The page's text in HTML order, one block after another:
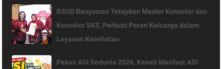
RSUD Banyumas Tetapkan Master Konselor dan
Konselor SKS, Perkuat Peran Keluarga dalam
Layanan Kesehatan
Pekan ASI Sedunia 2026, Kenali Manfaat ASI